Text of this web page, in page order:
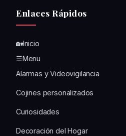
Enlaces Rápidos
🏡Inicio
☰Menu
Alarmas y Videovigilancia
Cojines personalizados
Curiosidades
Decoración del Hogar